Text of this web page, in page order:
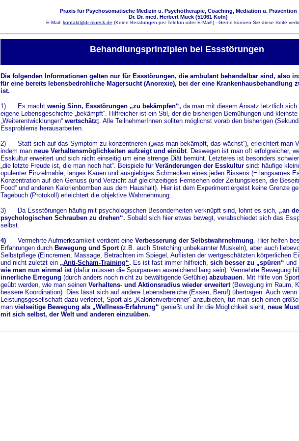
Praxis für Psychosomatische Medizin u. Psychotherapie, Coaching, Mediation u. Prävention
Dr. Dr. med. Herbert Mück (51061 Köln)
E-Mail: kontakt@dr-mueck.de (Keine Beratungen per Telefon oder E-Mail!) - Gerne können Sie diese Seite
Behandlungsprinzipien bei Essstörungen
Die folgenden Informationen gelten nur für Essstörungen, die ambulant behandelbar sind, also
für eine bereits lebensbedrohliche Magersucht (Anorexie), bei der eine Krankenhausbehandlung
ist.
1) Es macht wenig Sinn, Essstörungen „zu bekämpfen“, da man mit diesem Ansatz letztlich sich
eigene Lebensgeschichte „bekämpft“. Hilfreicher ist ein Stil, der die bisherigen Bemühungen und kleinste
„Weiterentwicklungen“ wertschätzt. Alle TeilnehmerInnen sollten möglichst vorab den bisherigen
Essproblems herausarbeiten.
2)
Statt sich auf das Symptom zu konzentrieren („was man bekämpft, das wächst“), erleichtert man
indem man neue Verhaltensmöglichkeiten aufzeigt und einübt. Deswegen ist man oft erfolgreicher,
Esskultur erweitert und sich nicht einseitig um eine strenge Diät bemüht. Letzteres ist besonders
„die letzte Freude ist, die man noch hat“. Beispiele für Veränderungen der Esskultursind: häufige
opulenter Einzelmahle, langes Kauen und ausgiebiges Schmecken eines jeden Bissens (= langsames
Konzentration auf den Genuss (und Verzicht auf gleichzeitiges Fernsehen oder Zeitungslesen, die
Food“ und anderen Kalorienbomben aus dem Haushalt). Hier ist dem Experimentiergeist keine Grenze
Tagebuch (Protokoll) erleichtert die objektive Wahrnehmung.
3) Da Essstörungen häufig mit psychologischen Besonderheiten verknüpft sind, lohnt es sich, „an
psychologischen Schrauben zu drehen“. Sobald sich hier etwas bewegt, verabschiedet sich das
selbst.
4) Vermehrte Aufmerksamkeit verdient eine Verbesserung der Selbstwahrnehmung. Hier helfen
Erfahrungen durch Bewegung und Sport(z.B. auch Stretching unbekannter Muskeln), aber auch
Selbstpflege (Eincremen, Massage, Betrachten im Spiegel, Auflisten der wertgeschätzten körperlichen
und nicht zuletzt ein „Anti-Scham-Training“. Es ist fast immer hilfreich, sich besser zu „spüren“ und
wie man nun einmal ist(dafür müssen die Spürpausen ausreichend lang sein). Vermehrte Bewegung
innerliche Erregung (durch anders noch nicht zu bewältigende Gefühle) abzubauen. Mit Hilfe von
geübt werden, wie man seinen Verhaltens- und Aktionsradius wieder erweitert(Bewegung im Raum,
bessere Koordination). Dies lässt sich auf andere Lebensbereiche (Essen, Beruf) übertragen. Auch wenn
Leistungsgesellschaft dazu verleitet, Sport als „Kalorienverbrenner“ anzubieten, tut man sich einen
man vielseitige Bewegung als „Wellness-Erfahrung“ genießt und ihr die Möglichkeit sieht, neue
mit sich selbst, der Welt und anderen einzuüben.